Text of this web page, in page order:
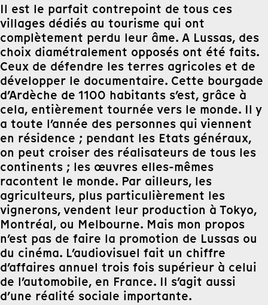
Il est le parfait contrepoint de tous ces
villages dédiés au tourisme qui ont
complètement perdu leur âme. A Lussas, des
choix diamétralement opposés ont été faits.
Ceux de défendre les terres agricoles et de
développer le documentaire. Cette bourgade
d’Ardèche de 1100 habitants s’est, grâce à
cela, entièrement tournée vers le monde. Il y
a toute l’année des personnes qui viennent
en résidence ; pendant les Etats généraux,
on peut croiser des réalisateurs de tous les
continents ; les œuvres elles-mêmes
racontent le monde. Par ailleurs, les
agriculteurs, plus particulièrement les
vignerons, vendent leur production à Tokyo,
Montréal, ou Melbourne. Mais mon propos
n’est pas de faire la promotion de Lussas ou
du cinéma. L’audiovisuel fait un chiffre
d’affaires annuel trois fois supérieur à celui
de l’automobile, en France. Il s’agit aussi
d’une réalité sociale importante.